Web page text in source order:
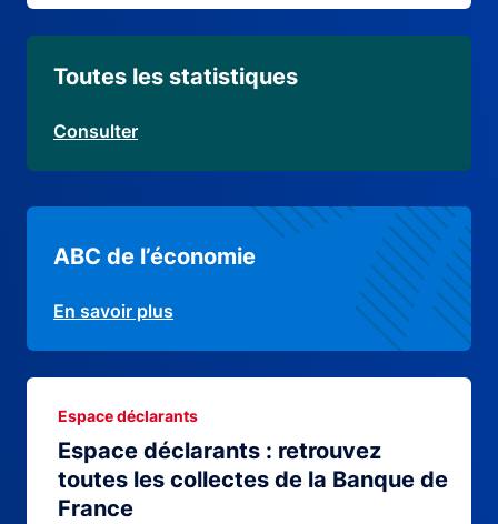
Toutes les statistiques
Consulter
ABC de l’économie
En savoir plus
Espace déclarants : retrouvez
toutes les collectes de la Banque de
France
Espace déclarants